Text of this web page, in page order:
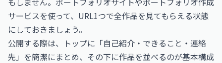
サービスを使って、URL1つで全作品を見てもらえる状態
にしておきましょう。
公開する際は、トップに「自己紹介・できること・連絡
先」を簡潔にまとめ、その下に作品を並べるのが基本構成